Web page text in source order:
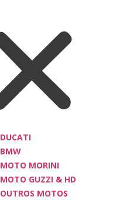
DUCATI
BMW
MOTO MORINI
MOTO GUZZI & HD
OUTROS MOTOS